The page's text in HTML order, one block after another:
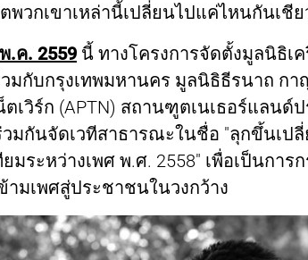
พวกเขาเหล่านี้เปลี่ยนไปแค่ไหนกันเชีย
.ค. 2559 นี้ ทางโครงการจัดตั้งมูลนิธิเ
มกับกรุงเทพมหานคร มูลนิธิธีรนาถ ก
ตเวิร์ก (APTN) สถานฑูตเนเธอร์แลนด์
มกันจัดเวทีสาธารณะในชื่อ "ลุกขึ้นเปลี่
ยมระหว่างเพศ พ.ศ. 2558" เพื่อเป็นกา
มเพศสู่ประชาชนในวงกว้าง